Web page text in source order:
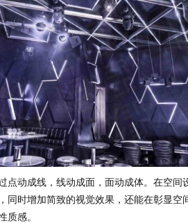
点动成线，线动成面，面动成体。在空间
同时增加简致的视觉效果，还能在彰显空
质感。